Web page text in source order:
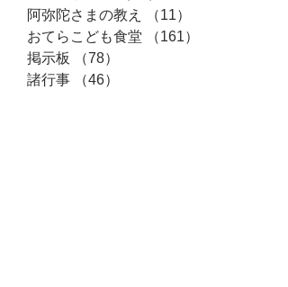
阿弥陀さまの教え
（11）
おてらこども食堂
（161）
掲示板
（78）
諸行事
（46）